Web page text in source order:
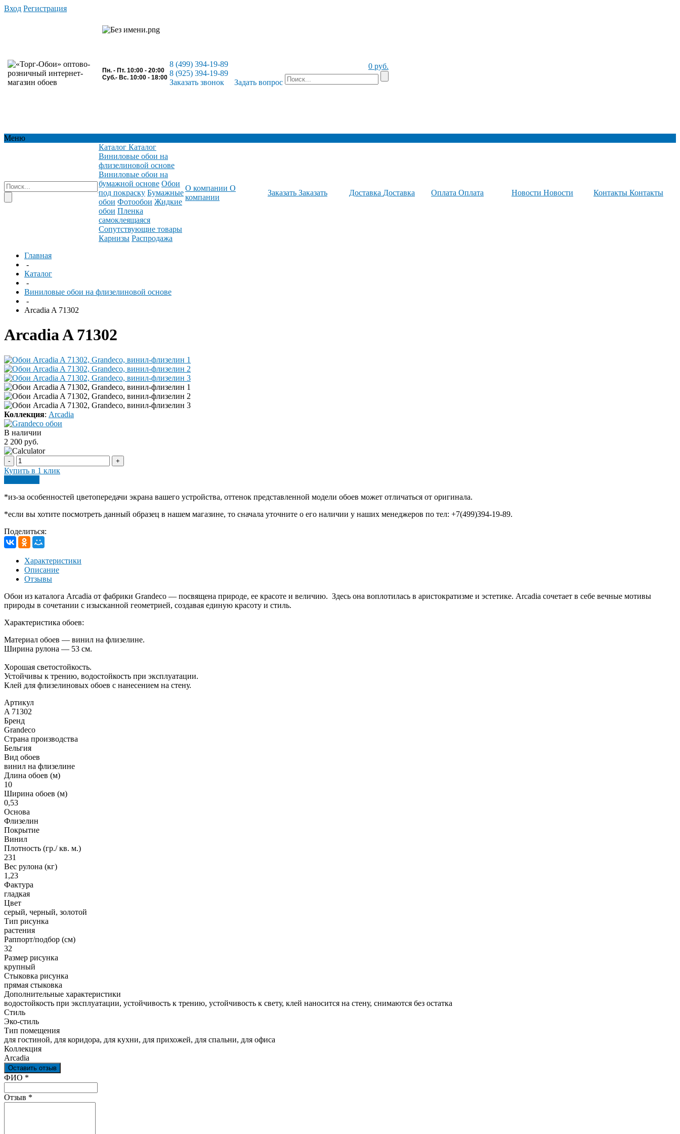
Вход Регистрация
Пн. - Пт. 10:00 - 20:00
Суб.- Вс. 10:00 - 18:00
8 (499) 394-19-89
8 (925) 394-19-89
Заказать звонок
Задать вопрос
0 руб.
Меню
Каталог Каталог
Виниловые обои на
флизелиновой основе
Виниловые обои на
бумажной основе Обои
под покраску Бумажные
обои Фотообои Жидкие
обои Пленка
самоклеящаяся
Сопутствующие товары
Карнизы Распродажа
О компании О
компании
Заказать Заказать Доставка Доставка Оплата Оплата Новости Новости Контакты Контакты
Главная
-
Каталог
-
Виниловые обои на флизелиновой основе
-
Arcadia A 71302
Arcadia A 71302
Коллекция: Arcadia
В наличии
2 200 руб.
- +
Купить в 1 клик
*из-за особенностей цветопередачи экрана вашего устройства, оттенок представленной модели обоев может отличаться от оригинала.
*если вы хотите посмотреть данный образец в нашем магазине, то сначала уточните о его наличии у наших менеджеров по тел: +7(499)394-19-89.
Поделиться:
Характеристики
Описание
Отзывы
Обои из каталога Arcadia от фабрики Grandeco — посвящена природе, ее красоте и величию. Здесь она воплотилась в аристократизме и эстетике. Arcadia сочетает в себе вечные мотивы
природы в сочетании с изысканной геометрией, создавая единую красоту и стиль.
Характеристика обоев:
Материал обоев — винил на флизелине.
Ширина рулона — 53 см.
Хорошая светостойкость.
Устойчивы к трению, водостойкость при эксплуатации.
Клей для флизелиновых обоев с нанесением на стену.
Артикул
A 71302
Бренд
Grandeco
Страна производства
Бельгия
Вид обоев
винил на флизелине
Длина обоев (м)
10
Ширина обоев (м)
0,53
Основа
Флизелин
Покрытие
Винил
Плотность (гр./ кв. м.)
231
Вес рулона (кг)
1,23
Фактура
гладкая
Цвет
серый, черный, золотой
Тип рисунка
растения
Раппорт/подбор (см)
32
Размер рисунка
крупный
Стыковка рисунка
прямая стыковка
Дополнительные характеристики
водостойкость при эксплуатации, устойчивость к трению, устойчивость к свету, клей наносится на стену, снимаются без остатка
Стиль
Эко-стиль
Тип помещения
для гостиной, для коридора, для кухни, для прихожей, для спальни, для офиса
Коллекция
Arcadia
Оставить отзыв
Ваш отзыв был отправлен!
ФИО *
Отзыв *